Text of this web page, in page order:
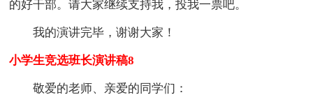
的好干部。请大家继续支持我，投我一票吧。
我的演讲完毕，谢谢大家！
小学生竞选班长演讲稿8
敬爱的老师、亲爱的同学们：